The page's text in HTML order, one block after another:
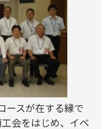
ースが在する縁で
会をはじめ、イベ